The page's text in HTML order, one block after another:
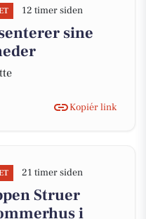
12 timer siden
sine
Kopiér link
21 timer siden
Struer
i